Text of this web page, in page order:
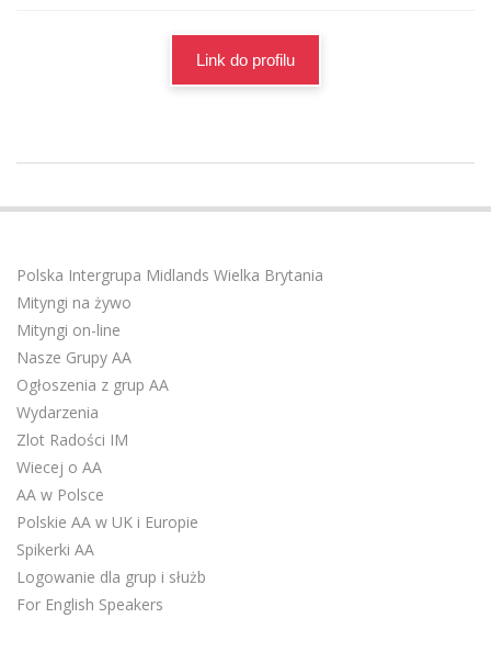
Link do profilu
01-
Polska Intergrupa Midlands Wielka Brytania
Mityngi na żywo
Mityngi on-line
Nasze Grupy AA
Ogłoszenia z grup AA
Wydarzenia
Zlot Radości IM
Wiecej o AA
AA w Polsce
Polskie AA w UK i Europie
Spikerki AA
Logowanie dla grup i służb
For English Speakers